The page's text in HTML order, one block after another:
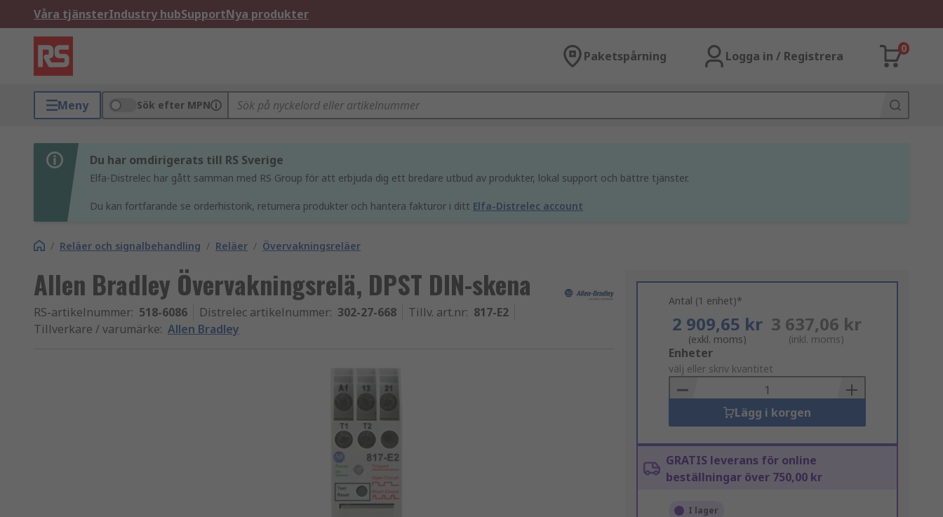
Våra tjänsterIndustry hubSupportNya produkter
Paketspårning Logga in / Registrera
0
Meny Sök efter MPN
Du har omdirigerats till RS Sverige
Elfa-Distrelec har gått samman med RS Group för att erbjuda dig ett bredare utbud av produkter, lokal support och bättre tjänster.
Du kan fortfarande se orderhistorik, returnera produkter och hantera fakturor i ditt Elfa-Distrelec account
/ Reläer och signalbehandling / Reläer / Övervakningsreläer
Allen Bradley Övervakningsrelä, DPST DIN-skena
RS-artikelnummer: 518-6086 Distrelec artikelnummer: 302-27-668 Tillv. art.nr: 817-E2
Tillverkare / varumärke: Allen Bradley
Antal (1 enhet)*
2 909,65 kr
(exkl. moms)
3 637,06 kr
(inkl. moms)
Add
to
Basket
Enheter
välj eller skriv kvantitet
Lägg i korgen
GRATIS leverans för online
beställningar över 750,00 kr
I lager